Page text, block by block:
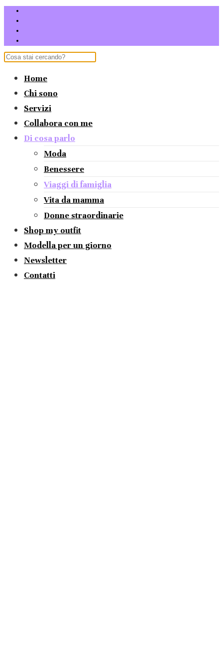
Home
Chi sono
Servizi
Collabora con me
Di cosa parlo
Moda
Benessere
Viaggi di famiglia
Vita da mamma
Donne straordinarie
Shop my outfit
Modella per un giorno
Newsletter
Contatti